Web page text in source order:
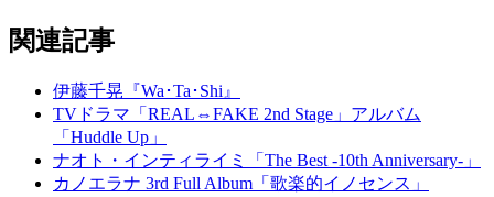
関連記事
伊藤千晃『Wa･Ta･Shi』
TVドラマ「REAL⇔FAKE 2nd Stage」アルバム
「Huddle Up」
ナオト・インティライミ「The Best -10th Anniversary-」
カノエラナ 3rd Full Album「歌楽的イノセンス」